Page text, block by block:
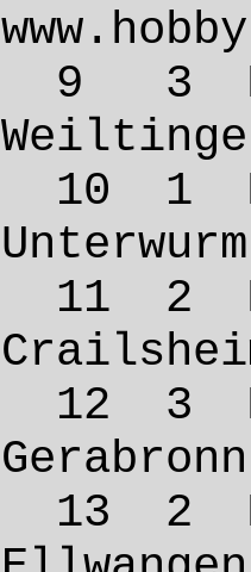
9 3
10 1
11 2
12 3
13 2